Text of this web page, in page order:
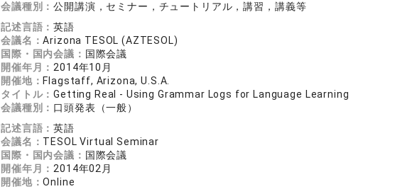
会議種別：公開講演，セミナー，チュートリアル，講習，講義等
記述言語：英語
会議名：Arizona TESOL (AZTESOL)
国際・国内会議： 国際会議
開催年月： 2014年10月
開催地： Flagstaff, Arizona, U.S.A.
タイトル：Getting Real - Using Grammar Logs for Language Learning
会議種別： 口頭発表（一般）
記述言語：英語
会議名： TESOL Virtual Seminar
国際・国内会議： 国際会議
開催年月： 2014年02月
開催地：Online